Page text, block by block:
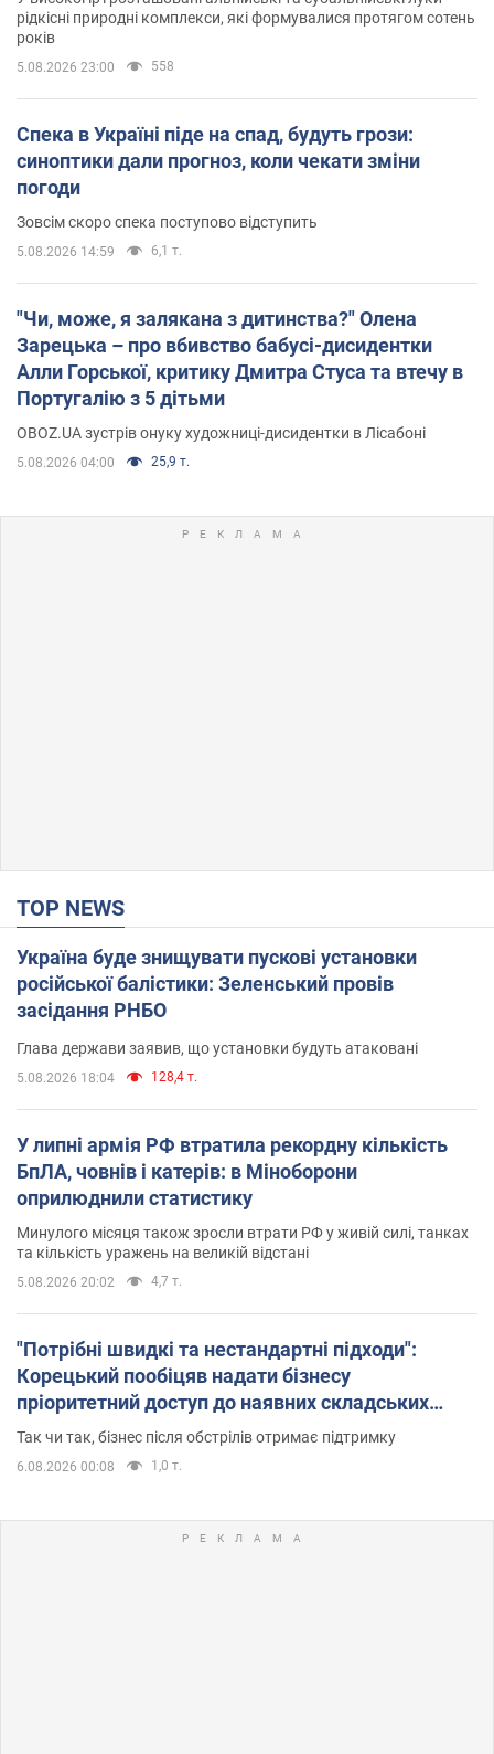
рідкісні природні комплекси, які формувалися протягом сотень
років
5.08.2026 23:00 558
Спека в Україні піде на спад, будуть грози:
синоптики дали прогноз, коли чекати зміни
погоди
Зовсім скоро спека поступово відступить
5.08.2026 14:59 6,1 т.
"Чи, може, я залякана з дитинства?" Олена
Зарецька – про вбивство бабусі-дисидентки
Алли Горської, критику Дмитра Стуса та втечу в
Португалію з 5 дітьми
OBOZ.UA зустрів онуку художниці-дисидентки в Лісабоні
5.08.2026 04:00 25,9 т.
TOP NEWS
Україна буде знищувати пускові установки
російської балістики: Зеленський провів
засідання РНБО
Глава держави заявив, що установки будуть атаковані
5.08.2026 18:04 128,4 т.
У липні армія РФ втратила рекордну кількість
БпЛА, човнів і катерів: в Міноборони
оприлюднили статистику
Минулого місяця також зросли втрати РФ у живій силі, танках
та кількість уражень на великій відстані
5.08.2026 20:02 4,7 т.
"Потрібні швидкі та нестандартні підходи":
Корецький пообіцяв надати бізнесу
пріоритетний доступ до наявних складських
приміщень
Так чи так, бізнес після обстрілів отримає підтримку
6.08.2026 00:08 1,0 т.